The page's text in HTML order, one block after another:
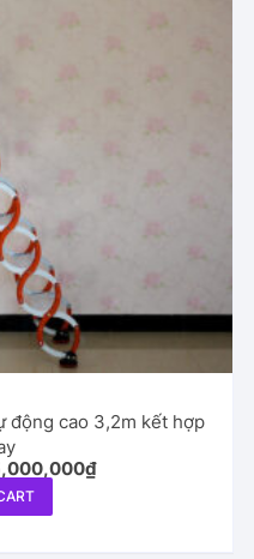
động cao 3,2m kết hợp
₫Current
price